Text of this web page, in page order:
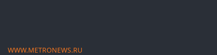
WWW.METRONEWS.RU